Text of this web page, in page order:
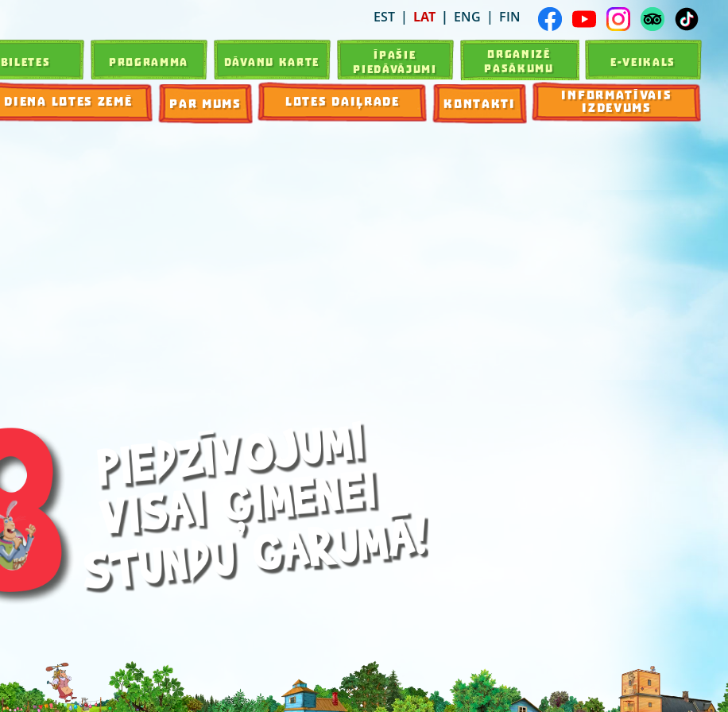
EST LAT ENG FIN
BILETES PROGRAMMA DĀVANU KARTE
ĪPAŠIE
PIEDĀVĀJUMI
ORGANIZĒ
PASĀKUMU
E-VEIKALS
DIENA LOTES ZEMĒ PAR MUMS LOTES DAIĻRADE KONTAKTI
INFORMATĪVAIS
IZDEVUMS